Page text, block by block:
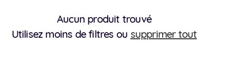
Aucun produit trouvé
Utilisez moins de filtres ou supprimer tout